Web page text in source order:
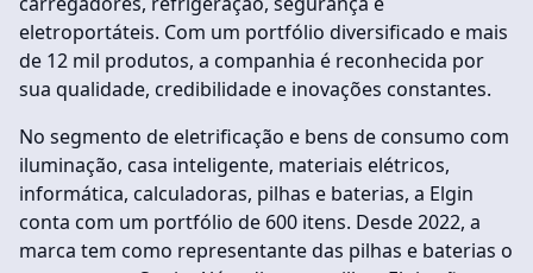
eletroportáteis. Com um portfólio diversificado e mais
de 12 mil produtos, a companhia é reconhecida por
sua qualidade, credibilidade e inovações constantes.
No segmento de eletrificação e bens de consumo com
iluminação, casa inteligente, materiais elétricos,
informática, calculadoras, pilhas e baterias, a Elgin
conta com um portfólio de 600 itens. Desde 2022, a
marca tem como representante das pilhas e baterias o